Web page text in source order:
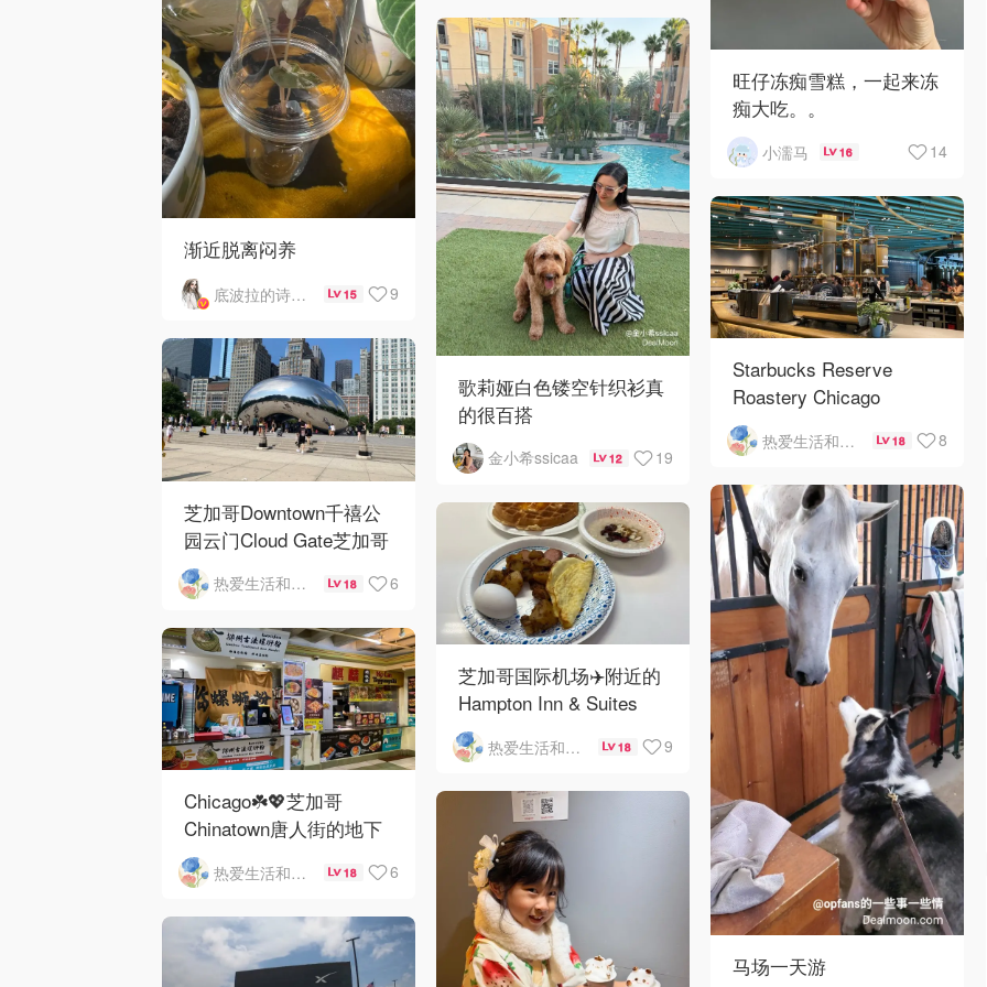
旺仔冻痴雪糕，一起来冻
痴大吃。。
小濡马 16 14
渐近脱离闷养
底波拉的诗与歌 15 9
歌莉娅白色镂空针织衫真
的很百搭
金小希ssicaa 12 19
Starbucks Reserve
Roastery Chicago
热爱生活和自由的轻舞飞扬 18 8
芝加哥Downtown千禧公
园云门Cloud Gate芝加哥
河街景❤️鳞次栉比的高楼
热爱生活和自由的轻舞飞扬 18 6
马场一天游
芝加哥国际机场✈️附近的
Hampton Inn & Suites
Rosemont Chicago
O'Hare自助早餐
热爱生活和自由的轻舞飞扬 18 9
Chicago☘️💖芝加哥
Chinatown唐人街的地下
mini小美食城
热爱生活和自由的轻舞飞扬 18 6